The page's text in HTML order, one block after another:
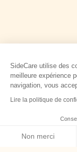
© 2026
SideCare utilise des
meilleure expérience
navigation, vous
Lire la politique de
Non merci